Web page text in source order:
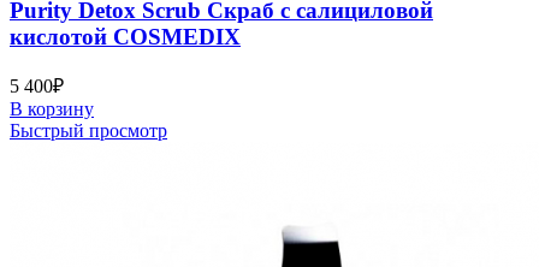
Purity Detox Scrub Скраб с салициловой
кислотой COSMEDIX
5 400₽
В корзину
Быстрый просмотр